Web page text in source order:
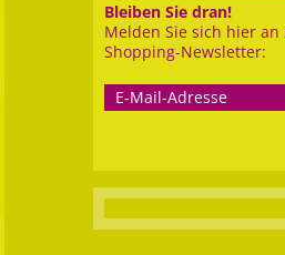
Bleiben Sie dran!
Melden Sie sich hier an
Shopping-Newsletter: